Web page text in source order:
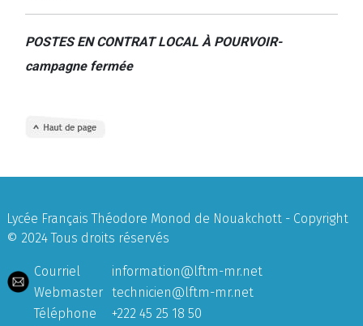
POSTES EN CONTRAT LOCAL À POURVOIR-
campagne fermée
Lycée Français Théodore Monod de Nouakchott - Copyright
© 2024 Tous droits réservés
Courriel
information@lftm-mr.net
Webmaster technicien@lftm-mr.net
Téléphone
+222 45 25 18 50